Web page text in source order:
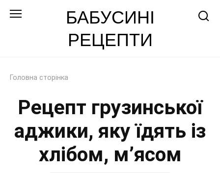
БАБУСИНІ
РЕЦЕПТИ
Головна сторінка
Рецепт грузинської
аджики, яку їдять із
хлібом, м’ясом